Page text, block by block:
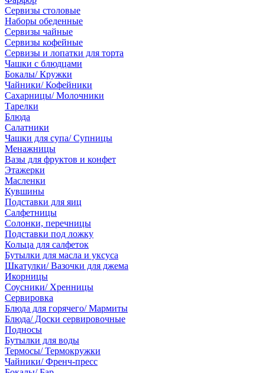
Сервизы столовые
Наборы обеденные
Сервизы чайные
Сервизы кофейные
Сервизы и лопатки для торта
Чашки с блюдцами
Бокалы/ Кружки
Чайники/ Кофейники
Сахарницы/ Молочники
Тарелки
Блюда
Салатники
Чашки для супа/ Супницы
Менажницы
Вазы для фруктов и конфет
Этажерки
Масленки
Кувшины
Подставки для яиц
Салфетницы
Солонки, перечницы
Подставки под ложку
Кольца для салфеток
Бутылки для масла и уксуса
Шкатулки/ Вазочки для джема
Икорницы
Соусники/ Хренницы
Сервировка
Блюда для горячего/ Мармиты
Блюда/ Доски сервировочные
Подносы
Бутылки для воды
Термосы/ Термокружки
Чайники/ Френч-пресс